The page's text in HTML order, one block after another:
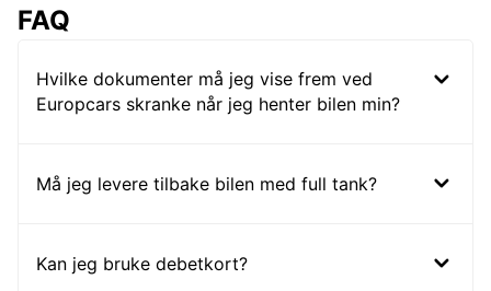
FAQ
Hvilke dokumenter må jeg vise frem ved
Europcars skranke når jeg henter bilen min?
Må jeg levere tilbake bilen med full tank?
Kan jeg bruke debetkort?